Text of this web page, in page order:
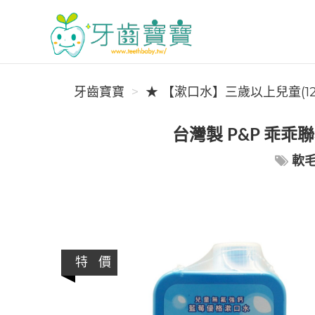
牙齒寶寶
牙齒寶寶
★ 【漱口水】三歲以上兒童
台灣製 P&P 乖乖
軟
特 價